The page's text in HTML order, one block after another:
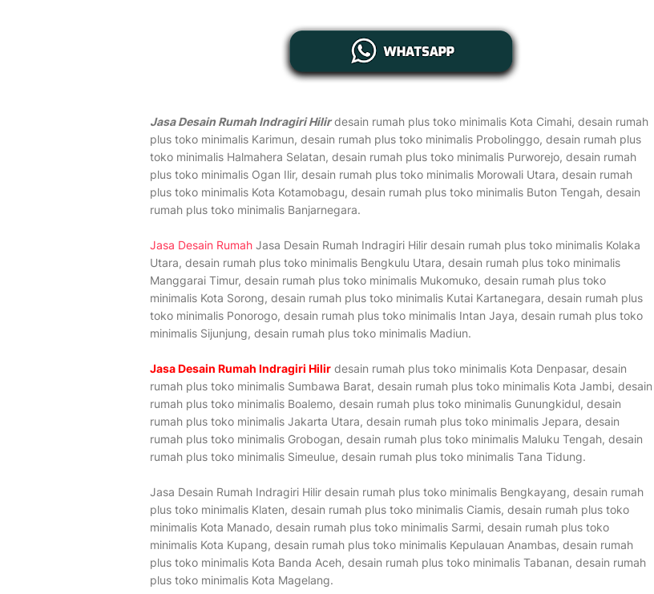
Jasa Desain Rumah Indragiri Hilirdesain rumah plus toko minimalis Kota Cimahi, desain rumah
plus toko minimalis Karimun, desain rumah plus toko minimalis Probolinggo, desain rumah plus
toko minimalis Halmahera Selatan, desain rumah plus toko minimalis Purworejo, desain rumah
plus toko minimalis Ogan Ilir, desain rumah plus toko minimalis Morowali Utara, desain rumah
plus toko minimalis Kota Kotamobagu, desain rumah plus toko minimalis Buton Tengah, desain
rumah plus toko minimalis Banjarnegara.
Jasa Desain Rumah Jasa Desain Rumah Indragiri Hilir desain rumah plus toko minimalis Kolaka
Utara, desain rumah plus toko minimalis Bengkulu Utara, desain rumah plus toko minimalis
Manggarai Timur, desain rumah plus toko minimalis Mukomuko, desain rumah plus toko
minimalis Kota Sorong, desain rumah plus toko minimalis Kutai Kartanegara, desain rumah plus
toko minimalis Ponorogo, desain rumah plus toko minimalis Intan Jaya, desain rumah plus toko
minimalis Sijunjung, desain rumah plus toko minimalis Madiun.
Jasa Desain Rumah Indragiri Hilir desain rumah plus toko minimalis Kota Denpasar, desain
rumah plus toko minimalis Sumbawa Barat, desain rumah plus toko minimalis Kota Jambi, desain
rumah plus toko minimalis Boalemo, desain rumah plus toko minimalis Gunungkidul, desain
rumah plus toko minimalis Jakarta Utara, desain rumah plus toko minimalis Jepara, desain
rumah plus toko minimalis Grobogan, desain rumah plus toko minimalis Maluku Tengah, desain
rumah plus toko minimalis Simeulue, desain rumah plus toko minimalis Tana Tidung.
Jasa Desain Rumah Indragiri Hilir desain rumah plus toko minimalis Bengkayang, desain rumah
plus toko minimalis Klaten, desain rumah plus toko minimalis Ciamis, desain rumah plus toko
minimalis Kota Manado, desain rumah plus toko minimalis Sarmi, desain rumah plus toko
minimalis Kota Kupang, desain rumah plus toko minimalis Kepulauan Anambas, desain rumah
plus toko minimalis Kota Banda Aceh, desain rumah plus toko minimalis Tabanan, desain rumah
plus toko minimalis Kota Magelang.